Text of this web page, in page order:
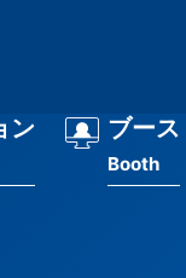
ン ブース
Booth